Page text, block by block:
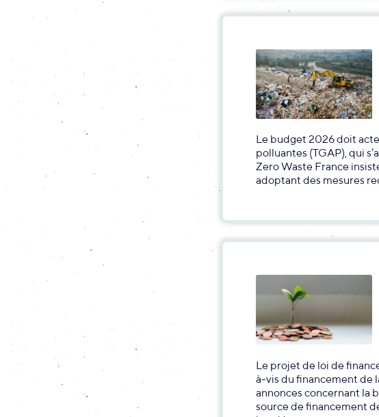
Le budget 2026 doit
polluantes (TGAP), qui
Zero Waste France
adoptant des mesures
Le projet de loi de
à-vis du financement de
annonces concernant la
source de financement